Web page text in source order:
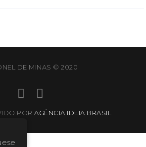
DE MINAS © 2020
PORAGÊNCIA IDEIA BRASIL